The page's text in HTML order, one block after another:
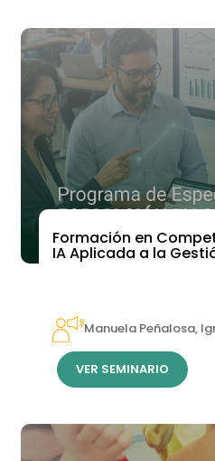
Formación en
IA Aplicada a la
Manuela Peñalosa,
VER SEMINARIO